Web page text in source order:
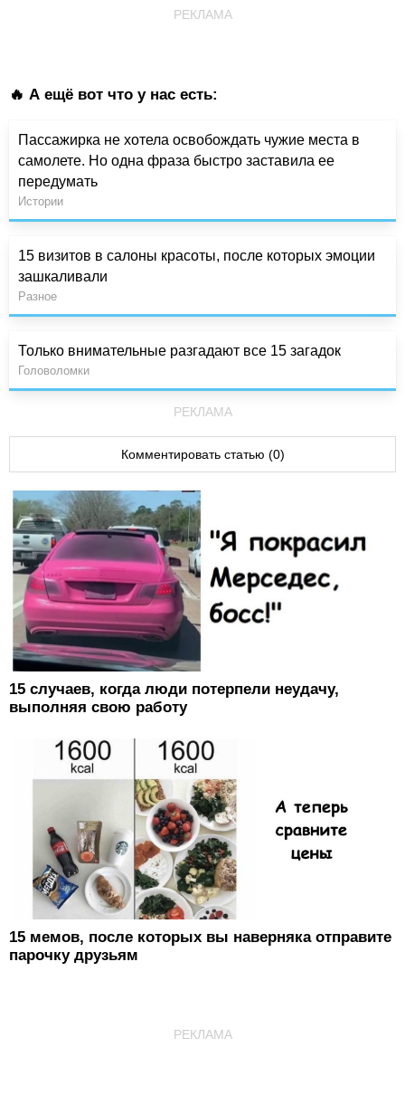
РЕКЛАМА
🔥 А ещё вот что у нас есть:
Пассажирка не хотела освобождать чужие места в
самолете. Но одна фраза быстро заставила ее
передумать
Истории
15 визитов в салоны красоты, после которых эмоции
зашкаливали
Разное
Только внимательные разгадают все 15 загадок
Головоломки
РЕКЛАМА
Комментировать статью (0)
15 случаев, когда люди потерпели неудачу,
выполняя свою работу
15 мемов, после которых вы наверняка отправите
парочку друзьям
РЕКЛАМА